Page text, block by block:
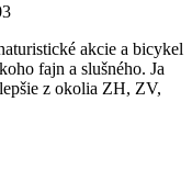
akcie a bicykel
fajn a slušného. Ja
z okolia ZH, ZV,